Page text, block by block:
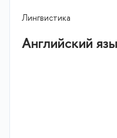
Лингвистика